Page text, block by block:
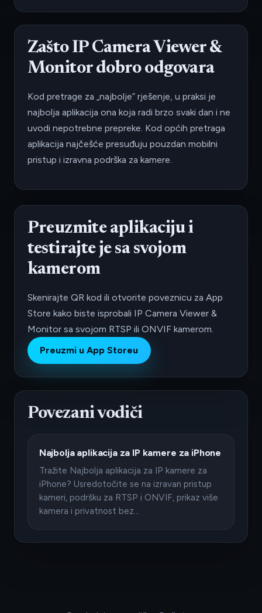
Zašto IP Camera Viewer &
Monitor dobro odgovara
Kod pretrage za „najbolje” rješenje, u praksi je
najbolja aplikacija ona koja radi brzo svaki dan i ne
uvodi nepotrebne prepreke. Kod općih pretraga
aplikacija najčešće presuđuju pouzdan mobilni
pristup i izravna podrška za kamere.
Preuzmite aplikaciju i
testirajte je sa svojom
kamerom
Skenirajte QR kod ili otvorite poveznicu za App
Store kako biste isprobali IP Camera Viewer &
Monitor sa svojom RTSP ili ONVIF kamerom.
Preuzmi u App Storeu
Povezani vodiči
Najbolja aplikacija za IP kamere za iPhone
Tražite Najbolja aplikacija za IP kamere za
iPhone? Usredotočite se na izravan pristup
kameri, podršku za RTSP i ONVIF, prikaz više
kamera i privatnost bez…